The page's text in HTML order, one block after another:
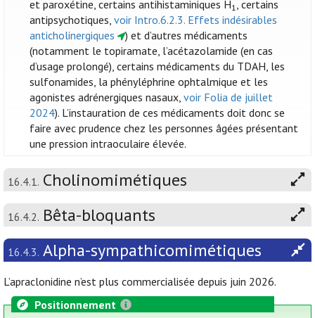
et paroxétine, certains antihistaminiques H1, certains
antipsychotiques,voir Intro.6.2.3. Effets indésirables
anticholinergiques
) et d’autres médicaments
(notamment le topiramate, l’acétazolamide (en cas
d’usage prolongé), certains médicaments du TDAH, les
sulfonamides, la phényléphrine ophtalmique et les
agonistes adrénergiques nasaux,voir Folia de juillet
2024). L’instauration de ces médicaments doit donc se
faire avec prudence chez les personnes âgées présentant
une pression intraoculaire élevée.
16.4.1. Cholinomimétiques
16.4.2. Bêta-bloquants
16.4.3. Alpha-sympathicomimétiques
L’apraclonidine n’est plus commercialisée depuis juin 2026.
Positionnement